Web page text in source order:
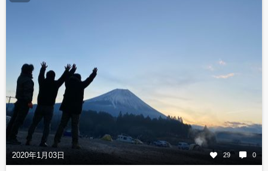
2020年1月03日 29 0